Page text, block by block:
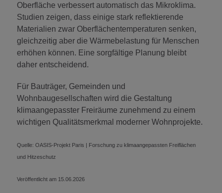
Oberfläche verbessert automatisch das Mikroklima.
Studien zeigen, dass einige stark reflektierende
Materialien zwar Oberflächentemperaturen senken,
gleichzeitig aber die Wärmebelastung für Menschen
erhöhen können. Eine sorgfältige Planung bleibt
daher entscheidend.
Für Bauträger, Gemeinden und
Wohnbaugesellschaften wird die Gestaltung
klimaangepasster Freiräume zunehmend zu einem
wichtigen Qualitätsmerkmal moderner Wohnprojekte.
Quelle: OASIS-Projekt Paris | Forschung zu klimaangepassten Freiflächen
und Hitzeschutz
Veröffentlicht am 15.06.2026